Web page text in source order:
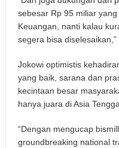
sebesar Rp 95 miliar
Keuangan, nanti kalau
segera bisa diselesaikan,”
Jokowi optimistis
yang baik, sarana dan
kecintaan besar
hanya juara di Asia
“Dengan mengucap
groundbreaking national